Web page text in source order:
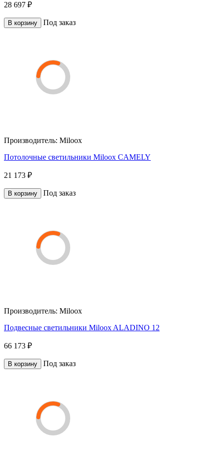
28 697 ₽
В корзину Под заказ
Производитель: Miloox
Потолочные светильники Miloox CAMELY
21 173 ₽
В корзину Под заказ
Производитель: Miloox
Подвесные светильники Miloox ALADINO 12
66 173 ₽
В корзину Под заказ